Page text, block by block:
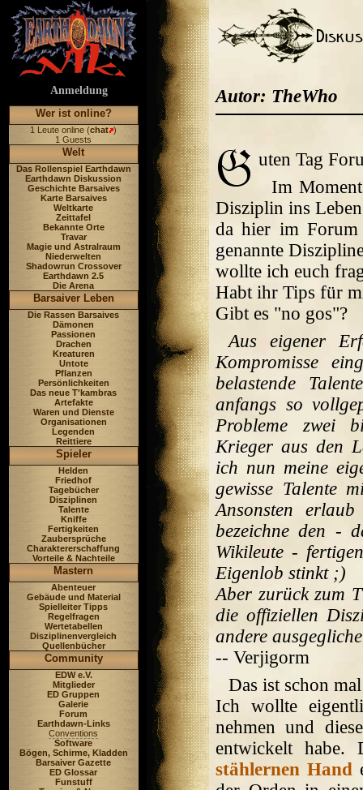
Anmeldung
Wer ist online?
1 Leute online (chat )
1 Guests
Welt
Das Rollenspiel Earthdawn
Earthdawn Diskussion
Geschichte Barsaives
Karte Barsaives
Weltkarte
Zeittafel
Bekannte Orte
Travar
Magie und Astralraum
Niederwelten
Shadowrun Crossover
Earthdawn 2.5
Die Arena
Barsaiver Leben
Die Rassen Barsaives
Dämonen
Passionen
Drachen
Kreaturen
Untote
Pflanzen
Persönlichkeiten
Das neue T'kambras
Artefakte
Waren und Dienste
Organisationen
Legenden
Reittiere
Spieler
Helden
Friedhof
Tagebücher
Disziplinen
Talente
Kniffe
Fertigkeiten
Zaubersprüche
Charaktererschaffung
Vorteile & Nachteile
Mastern
Abenteuer
Gebäude und Material
Spielleiter Tipps
Regelfragen
Wertetabellen
Disziplinenvergleich
Quellenbücher
Community
EDW e.V.
Mitglieder
ED Gruppen
Galerie
Forum
Earthdawn-Links
Conventions
Software
Bögen, Schirme, Kladden
Barsaiver Gazette
ED Glossar
Funstuff
Autor: TheWho
uten Tag
Im
Disziplin ins
da hier im Forum
genannte
wollte ich euch
Habt ihr Tips für
Gibt es "no gos"?
Aus eigener
Kompromisse
belastende
anfangs so
Probleme zwei
Krieger aus den
ich nun meine
gewisse Talente
Ansonsten
bezeichne den -
Wikileute -
Eigenlob stinkt ;)
Aber zurück zum
die offiziellen
andere
-- Verjigorm
Das ist schon
Ich wollte
nehmen und
entwickelt
stählernen Hand